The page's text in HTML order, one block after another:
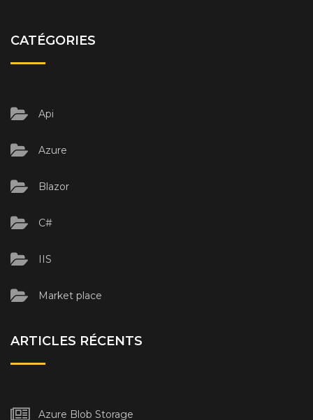
CATÉGORIES
Api
Azure
Blazor
C#
IIS
Market place
ARTICLES RÉCENTS
Azure Blob Storage